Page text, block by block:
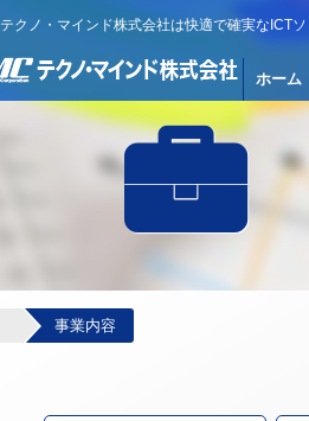
テクノ・マインド株式会社は快適で確実なICTソ
ホーム
事業内容